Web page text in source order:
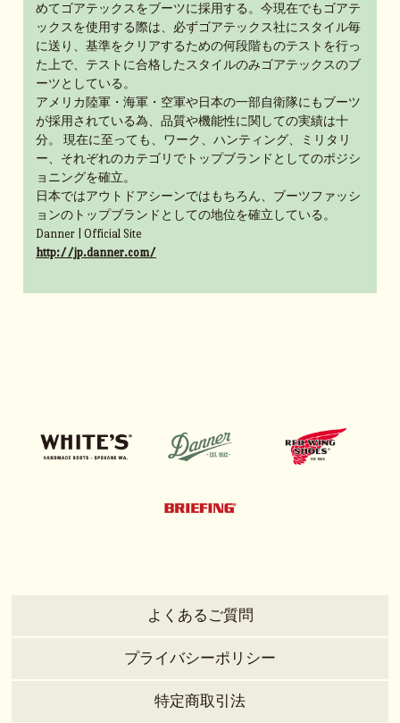
めてゴアテックスをブーツに採用する。今現在でもゴアテ
ックスを使用する際は、必ずゴアテックス社にスタイル毎
に送り、基準をクリアするための何段階ものテストを行っ
た上で、テストに合格したスタイルのみゴアテックスのブ
ーツとしている。
アメリカ陸軍・海軍・空軍や日本の一部自衛隊にもブーツ
が採用されている為、品質や機能性に関しての実績は十
分。 現在に至っても、ワーク、ハンティング、ミリタリ
ー、それぞれのカテゴリでトップブランドとしてのポジシ
ョニングを確立。
日本ではアウトドアシーンではもちろん、ブーツファッシ
ョンのトップブランドとしての地位を確立している。
Danner | Official Site
http://jp.danner.com/
よくあるご質問
プライバシーポリシー
特定商取引法